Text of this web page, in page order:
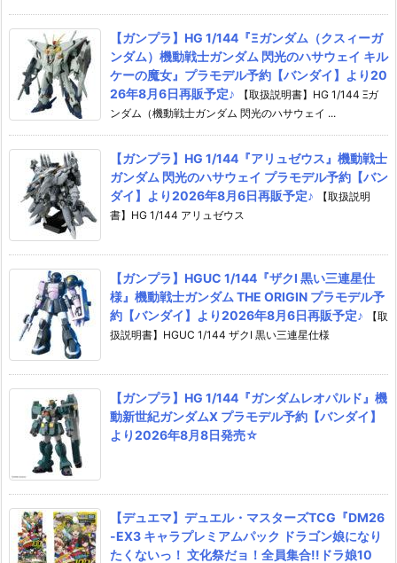
【ガンプラ】HG 1/144『Ξガンダム（クスィーガ
ンダム）機動戦士ガンダム 閃光のハサウェイ キル
ケーの魔女』プラモデル予約【バンダイ】より20
26年8月6日再販予定♪
【取扱説明書】HG 1/144 Ξガ
ンダム（機動戦士ガンダム 閃光のハサウェイ ...
【ガンプラ】HG 1/144『アリュゼウス』機動戦士
ガンダム 閃光のハサウェイ プラモデル予約【バン
ダイ】より2026年8月6日再販予定♪
【取扱説明
書】HG 1/144 アリュゼウス
【ガンプラ】HGUC 1/144『ザクI 黒い三連星仕
様』機動戦士ガンダム THE ORIGIN プラモデル予
約【バンダイ】より2026年8月6日再販予定♪
【取
扱説明書】HGUC 1/144 ザクI 黒い三連星仕様
【ガンプラ】HG 1/144『ガンダムレオパルド』機
動新世紀ガンダムX プラモデル予約【バンダイ】
より2026年8月8日発売☆
【デュエマ】デュエル・マスターズTCG『DM26
-EX3 キャラプレミアムパック ドラゴン娘になり
たくないっ！ 文化祭だョ！全員集合!!ドラ娘10